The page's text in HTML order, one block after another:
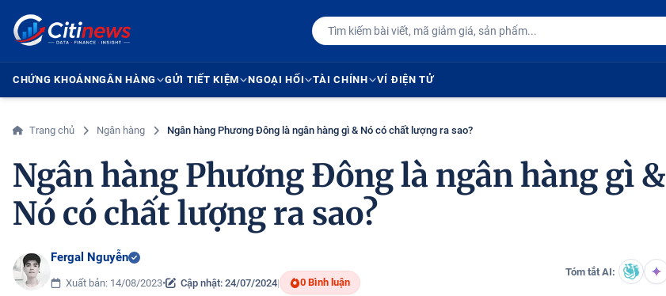
CHỨNG KHOÁNNGÂN HÀNG GỬI TIẾT KIỆM NGOẠI HỐI TÀI CHÍNH VÍ ĐIỆN TỬ
Trang chủ Ngân hàng Ngân hàng Phương Đông là ngân hàng gì & Nó có chất lượng ra sao?
Ngân hàng Phương Đông là ngân hàng gì &
Nó có chất lượng ra sao?
Fergal Nguyễn
Xuất bản: 14/08/2023• Cập nhật: 24/07/2024| 0 Bình luận
Tóm tắt AI: